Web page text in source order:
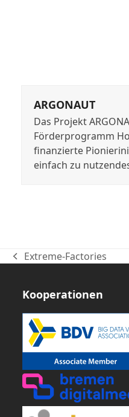
ARGONAUT
Das Projekt
Förderprogramm
finanzierte
einfach zu
vorheriger
Extreme-Factories
Kooperationen